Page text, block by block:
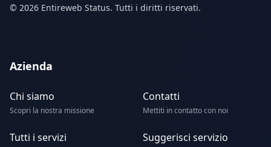
© 2026 Entireweb Status. Tutti i diritti riservati.
Azienda
Chi siamo
Scopri la nostra missione
Contatti
Mettiti in contatto con noi
Tutti i servizi Suggerisci servizio